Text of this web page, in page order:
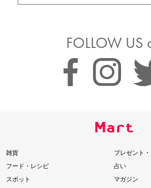
FOLLOW US
雑貨
フード・レシピ
スポット
プレゼント
占い
マガジン